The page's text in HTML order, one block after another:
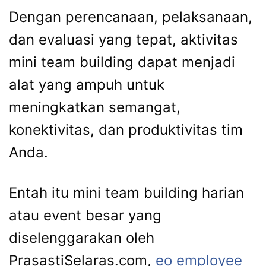
Dengan perencanaan, pelaksanaan,
dan evaluasi yang tepat, aktivitas
mini team building dapat menjadi
alat yang ampuh untuk
meningkatkan semangat,
konektivitas, dan produktivitas tim
Anda.
Entah itu mini team building harian
atau event besar yang
diselenggarakan oleh
PrasastiSelaras.com, eo employee